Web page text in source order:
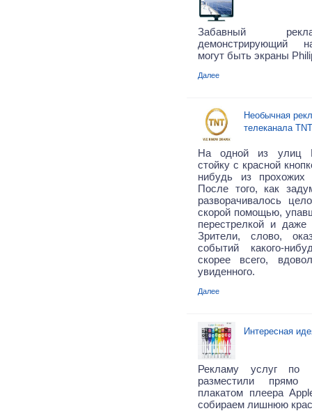
Забавный
демонстрирующий
могут быть экраны
Далее
Необычная
телеканала TNT
На одной из улиц
стойку с красной
нибудь из
После того, как
разворачивалось
скорой помощью,
перестрелкой и даже
Зрители, слово,
событий какого-
скорее всего,
увиденного.
Далее
Интересная
Рекламу услуг по
разместили прямо
плакатом плеера
собираем лишнюю